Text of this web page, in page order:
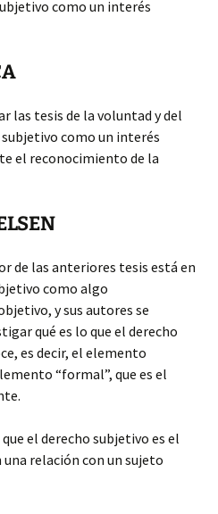
como un interés
las tesis de la voluntad y del
como un interés
el reconocimiento de la
de las anteriores tesis está en
como algo
y sus autores se
qué es lo que el derecho
es decir, el elemento
“formal”, que es el
el derecho subjetivo es el
relación con un sujeto